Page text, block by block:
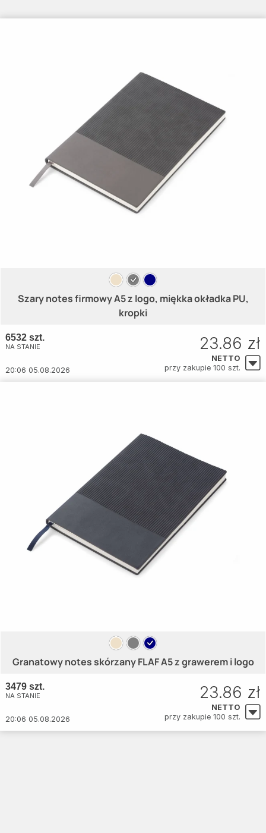
Szary notes firmowy A5 z logo, miękka okładka PU,
kropki
6532 szt.
NA STANIE
20:06 05.08.2026
23.86 zł
NETTO
przy zakupie 100 szt.
Granatowy notes skórzany FLAF A5 z grawerem i logo
3479 szt.
NA STANIE
20:06 05.08.2026
23.86 zł
NETTO
przy zakupie 100 szt.